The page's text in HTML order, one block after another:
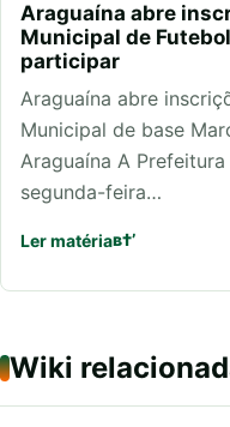
Araguaína abre
Municipal de
participar
Araguaína abre
Municipal de base
Araguaína A
segunda-feira…
Ler matéria
Wiki